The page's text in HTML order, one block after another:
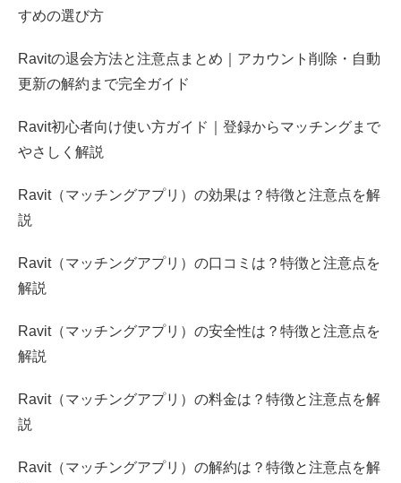
すめの選び方
Ravitの退会方法と注意点まとめ｜アカウント削除・自動
更新の解約まで完全ガイド
Ravit初心者向け使い方ガイド｜登録からマッチングまで
やさしく解説
Ravit（マッチングアプリ）の効果は？特徴と注意点を解
説
Ravit（マッチングアプリ）の口コミは？特徴と注意点を
解説
Ravit（マッチングアプリ）の安全性は？特徴と注意点を
解説
Ravit（マッチングアプリ）の料金は？特徴と注意点を解
説
Ravit（マッチングアプリ）の解約は？特徴と注意点を解